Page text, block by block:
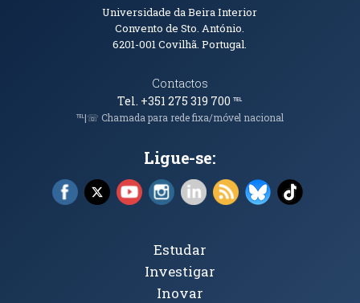
Informações de Contacto
Universidade da Beira Interior
Convento de Sto. António.
6201-001Covilhã. Portugal.
Contactos
Tel. +351 275 319 700℡
℡|☏ Chamada para rede fixa/móvel nacional
Ligue-se:
Facebook (abre em nova janela)
X (abre em nova janela)
YouTube (abre em nova janela)
Instagram (abre em nova janela)
LinkedIn (abre em nova
RSS (abre em nova
Bluesky (abre
TikTok
Tópicos Principais
Estudar
Investigar
Inovar